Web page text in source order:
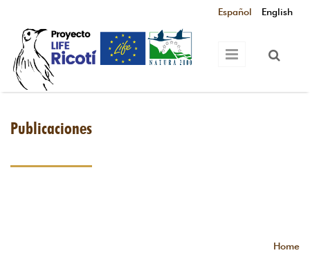
Español English
Publicaciones
Home